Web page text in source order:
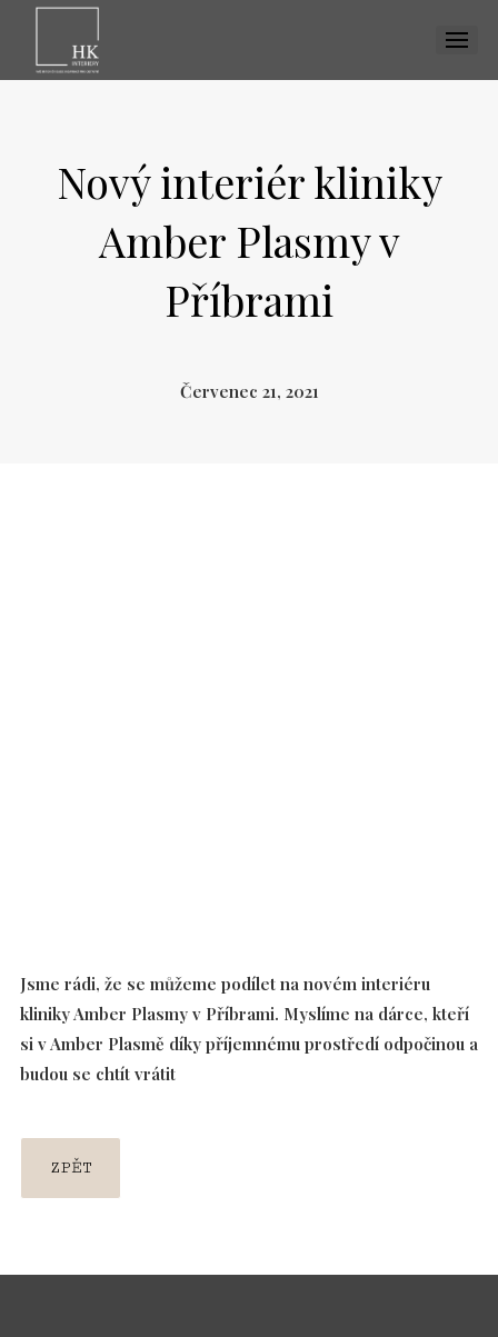
MENU
Nový interiér kliniky
Amber Plasmy v
Příbrami
Červenec 21, 2021
Jsme rádi, že se můžeme podílet na novém interiéru
kliniky Amber Plasmy v Příbrami. Myslíme na dárce, kteří
si v Amber Plasmě díky příjemnému prostředí odpočinou a
budou se chtít vrátit
ZPĚT